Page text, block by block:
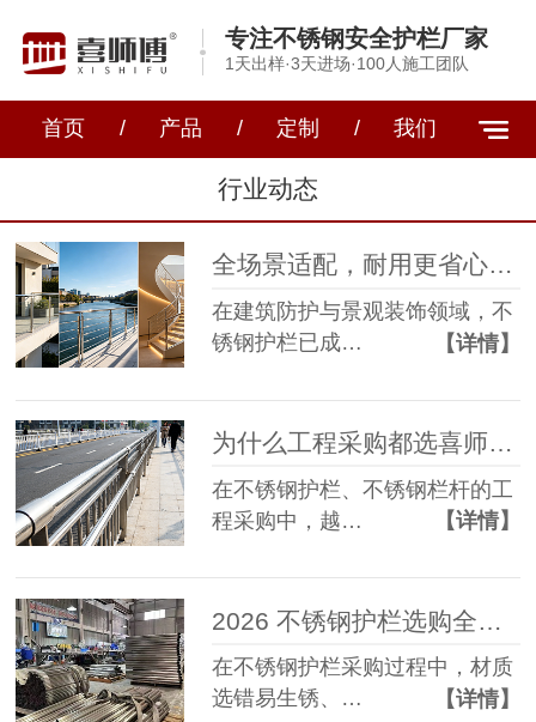
专注不锈钢安全护栏厂家
1天出样·3天进场·100人施工团队
首页 / 产品 / 定制 / 我们
行业动态
全场景适配，耐用更省心 —— 解析不锈钢护栏的核心优势与应用价值
在建筑防护与景观装饰领域，不
锈钢护栏已成…
【详情】
为什么工程采购都选喜师傅？不锈钢防护栏厂家的核心竞争力揭秘
在不锈钢护栏、不锈钢栏杆的工
程采购中，越…
【详情】
在不锈钢护栏采购过程中，材质
选错易生锈、…
【详情】